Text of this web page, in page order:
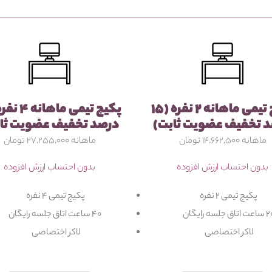
پکیج تیمی ماهانه ۲ نفره (۱۵
تخفیف عضویت ثابت)
ماهانه ۱۴,۶۶۲,۵۰۰ تومان
بدون احتساب ارزش افزوده
پکیج تیمی ۲ نفره
رایگان
لاکر اختصاصی
درصد تخفیف عضویت
ماهانه ۲۷,۲۵۵,۰۰۰ تومان
بدون احتساب ارزش افزوده
پکیج تیمی ۴ نفره
لاکر اختصاصی